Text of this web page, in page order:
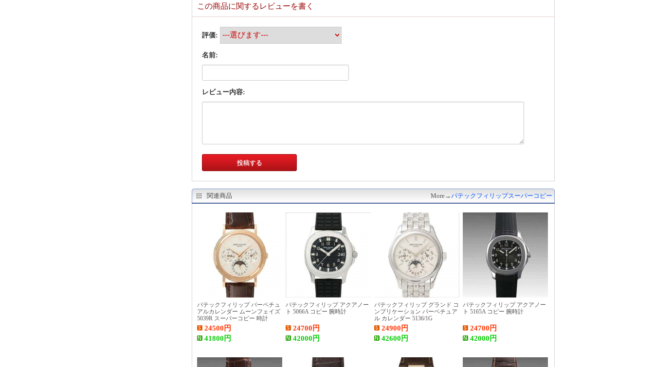
この商品に関するレビューを書く
評価:
名前:
レビュー内容:
関連商品 More→パテックフィリップスーパーコピー
パテックフィリップ パーペチュ
アルカレンダー ムーンフェイズ
5039R スーパーコピー 時計
24500 円
41800 円
パテックフィリップ アクアノー
ト 5066A コピー 腕時計
24700 円
42000 円
パテックフィリップ グランド コ
ンプリケーション パーペチュア
ル カレンダー 5136/1G
24900 円
42600 円
パテックフィリップ アクアノー
ト 5165A コピー 腕時計
24700 円
42000 円